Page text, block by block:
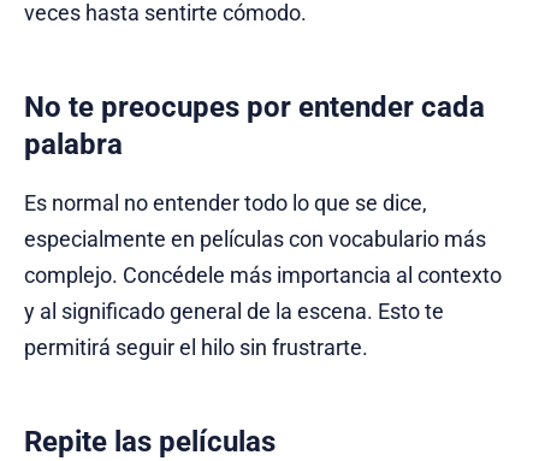
veces hasta sentirte cómodo.
No te preocupes por entender cada
palabra
Es normal no entender todo lo que se dice,
especialmente en películas con vocabulario más
complejo. Concédele más importancia al contexto
y al significado general de la escena. Esto te
permitirá seguir el hilo sin frustrarte.
Repite las películas